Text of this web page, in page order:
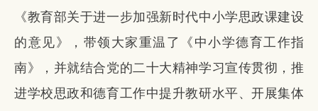
《教育部关于进一步加强新时代中小学思政课建设
的意见》，带领大家重温了《中小学德育工作指
南》，并就结合党的二十大精神学习宣传贯彻，推
进学校思政和德育工作中提升教研水平、开展集体